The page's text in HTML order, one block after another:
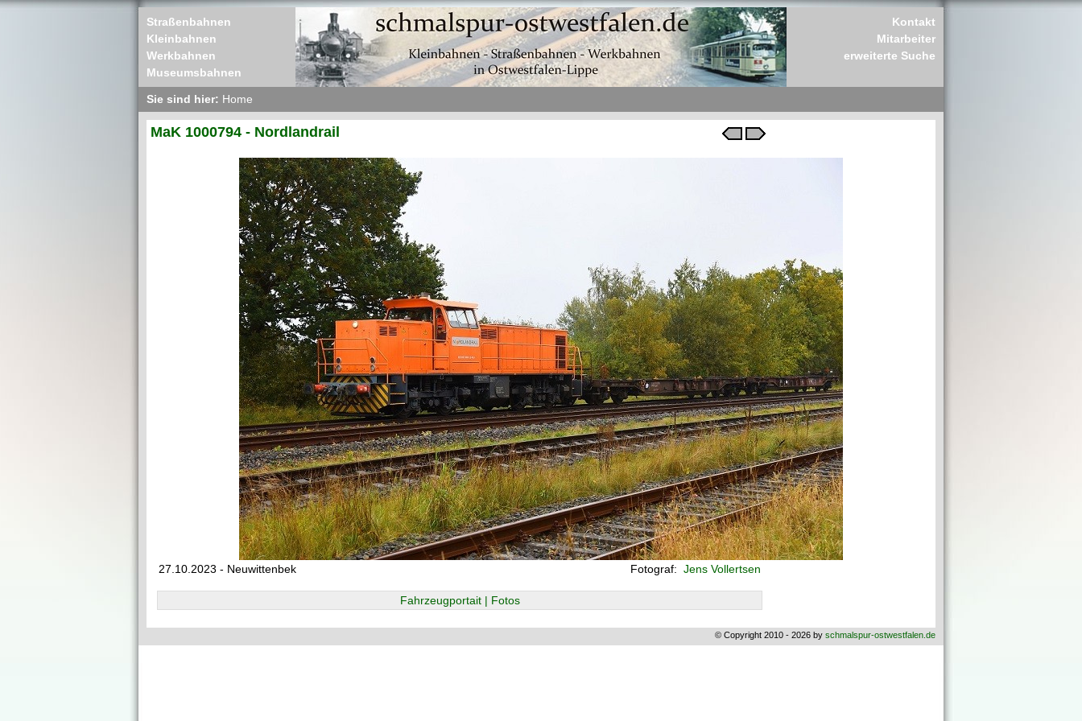
Straßenbahnen
Kleinbahnen
Werkbahnen
Museumsbahnen
Kontakt
Mitarbeiter
erweiterte Suche
Sie sind hier: Home
MaK 1000794 - Nordlandrail
27.10.2023 - Neuwittenbek Fotograf: Jens Vollertsen
Fahrzeugportait | Fotos
© Copyright 2010 - 2026 by schmalspur-ostwestfalen.de